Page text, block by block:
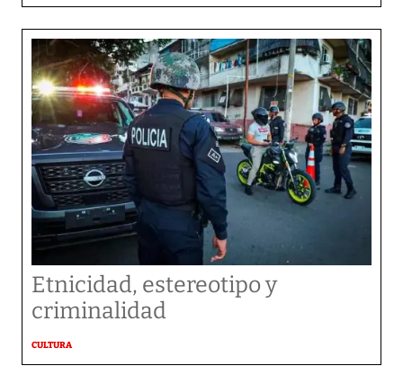
Etnicidad, estereotipo y
criminalidad
CULTURA